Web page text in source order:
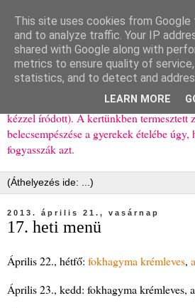
Ízőrző
Kisgyerekes család kipróbált, többnyire
bemutató receptjei a mindennapokra
elhagyom) és gyerekeimnek ajándékba
kézzel íródott). A kertünkben termesztett
belecsempészése a gyerekek ételébe
fogyasszák azt.
2013. április 21., vasárnap
17. heti menü
Április 22., hétfő: fokhagyma krémleves,
Április 23., kedd: fokhagyma krémleves,
This site uses cookies from
and to analyze traffic. Your IP
shared with Google along with
metrics to ensure quality of
statistics, and to detect and
LEARN MORE